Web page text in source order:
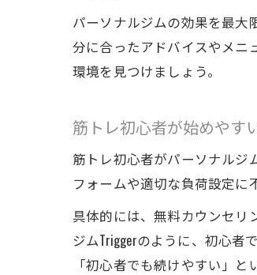
パーソナルジムの効果を最大
分に合ったアドバイスやメニ
環境を見つけましょう。
筋トレ初心者が始めやす
筋トレ初心者がパーソナルジ
フォームや適切な負荷設定に
具体的には、無料カウンセリ
ジムTriggerのように、初心者
「初心者でも続けやすい」